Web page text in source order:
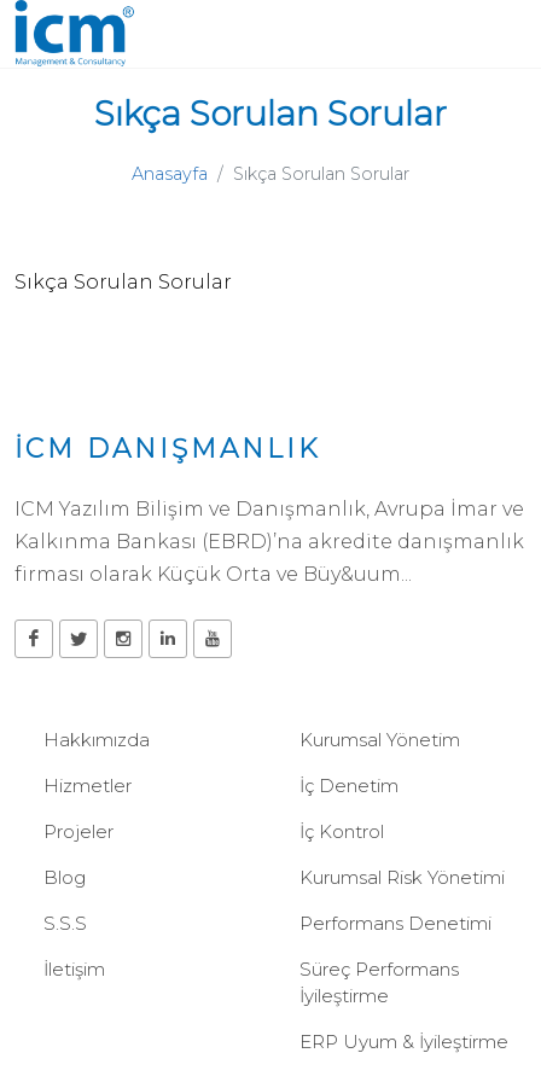
Sıkça Sorulan Sorular
Anasayfa Sıkça Sorulan Sorular
Sıkça Sorulan Sorular
İCM DANIŞMANLIK
ICM Yazılım Bilişim ve Danışmanlık, Avrupa İmar ve
Kalkınma Bankası (EBRD)’na akredite danışmanlık
firması olarak Küçük Orta ve Büy&uum...
Hakkımızda
Hizmetler
Projeler
Blog
S.S.S
İletişim
Kurumsal Yönetim
İç Denetim
İç Kontrol
Kurumsal Risk Yönetimi
Performans Denetimi
Süreç Performans
İyileştirme
ERP Uyum & İyileştirme